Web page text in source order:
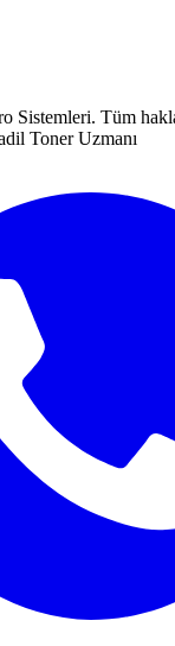
Sistemleri. Tüm
Toner Uzmanı